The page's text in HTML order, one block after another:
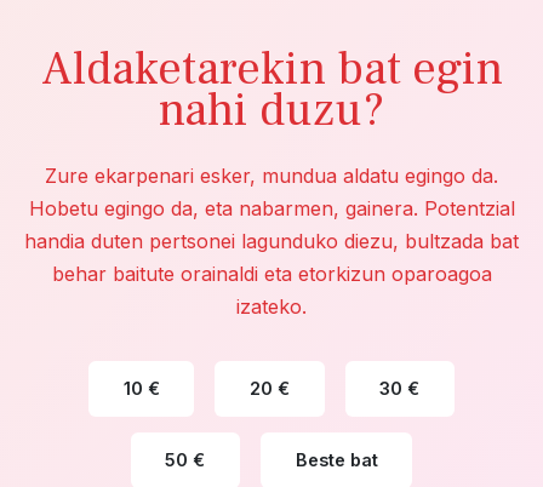
Aldaketarekin bat egin
nahi duzu?
Zure ekarpenari esker, mundua aldatu egingo da.
Hobetu egingo da, eta nabarmen, gainera. Potentzial
handia duten pertsonei lagunduko diezu, bultzada bat
behar baitute orainaldi eta etorkizun oparoagoa
izateko.
10 € 20 € 30 €
50 € Beste bat